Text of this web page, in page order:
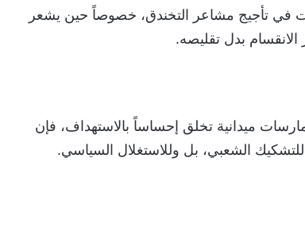
في تأجيج مشاعر التخندق، خصوصاً حين يشعر
بدل تقليصه.
ميدانية تخلق إحساساً بالاستهداف، فإن
الشعبي، بل وللاستغلال السياسي.